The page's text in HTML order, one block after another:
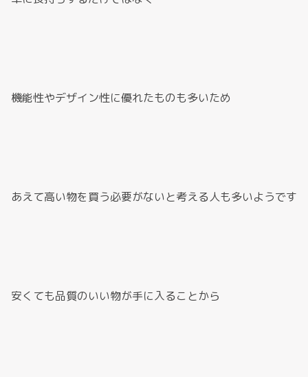
機能性やデザイン性に優れたものも多いため
あえて高い物を買う必要がないと考える人も多いようです
安くても品質のいい物が手に入ることから